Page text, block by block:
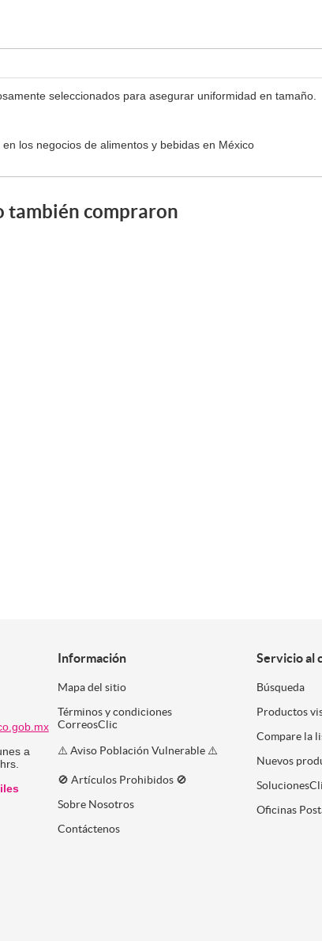
seleccionados para asegurar uniformidad en tamaño.
los negocios de alimentos y bebidas en México
también compraron
a
Información
Mapa del sitio
Términos y condiciones
CorreosClic
⚠️ Aviso Población Vulnerable ⚠️
🚫 Artículos Prohibidos 🚫
Sobre Nosotros
Contáctenos
Servicio al
Búsqueda
Productos
Compare la
Nuevos
Oficinas